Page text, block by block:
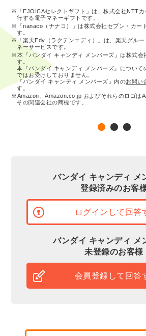
※「EJOICAセレクトギフト」は、株式会社NTTカ
行する電子マネーギフトです。
※「nanaco（ナナコ）」は株式会社セブン・カー
す。
※「楽天Edy（ラクテンエディ）」は、楽天グルー
ネーサービスです。
※本『バンダイ キャンディ メンバーズ』は株式会
す。
本『バンダイ キャンディ メンバーズ』について
ではお受けしておりません。
『バンダイ キャンディ メンバーズ』内のお問い
す。
※Amazon、Amazon.co.jp およびそれらのロゴは
その関連会社の商標です。
バンダイ キャンディ メ
登録済みのお客
ログインして回答
バンダイ キャンディ メ
未登録のお客様
会員登録して回答